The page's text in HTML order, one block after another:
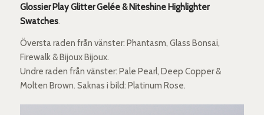
Glossier Play Glitter Gelée & Niteshine Highlighter
Swatches.
Översta raden från vänster: Phantasm, Glass Bonsai,
Firewalk & Bijoux Bijoux.
Undre raden från vänster: Pale Pearl, Deep Copper &
Molten Brown. Saknas i bild: Platinum Rose.